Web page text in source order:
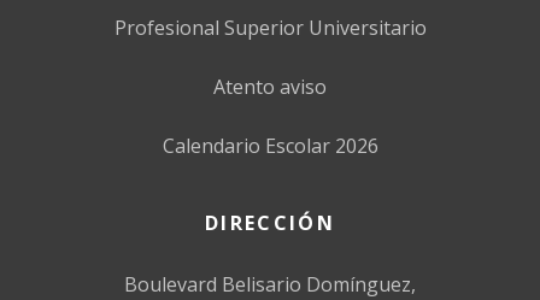
Profesional Superior Universitario
Atento aviso
Calendario Escolar 2026
DIRECCIÓN
Boulevard Belisario Domínguez,